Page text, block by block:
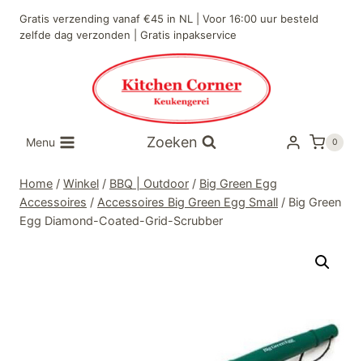
naar
Gratis verzending vanaf €45 in NL | Voor 16:00 uur besteld
zelfde dag verzonden | Gratis inpakservice
Menu Zoeken 0
Home / Winkel / BBQ | Outdoor / Big Green Egg
Accessoires / Accessoires Big Green Egg Small / Big Green
Egg Diamond-Coated-Grid-Scrubber